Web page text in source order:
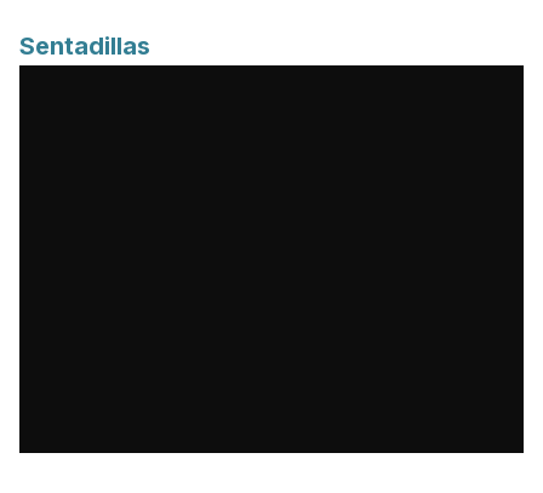
Sentadillas